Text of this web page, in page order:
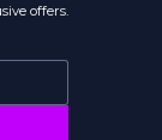
offers.